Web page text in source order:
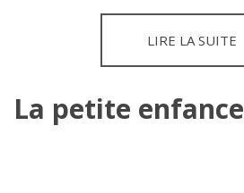
LIRE LA SUITE
La petite enfance